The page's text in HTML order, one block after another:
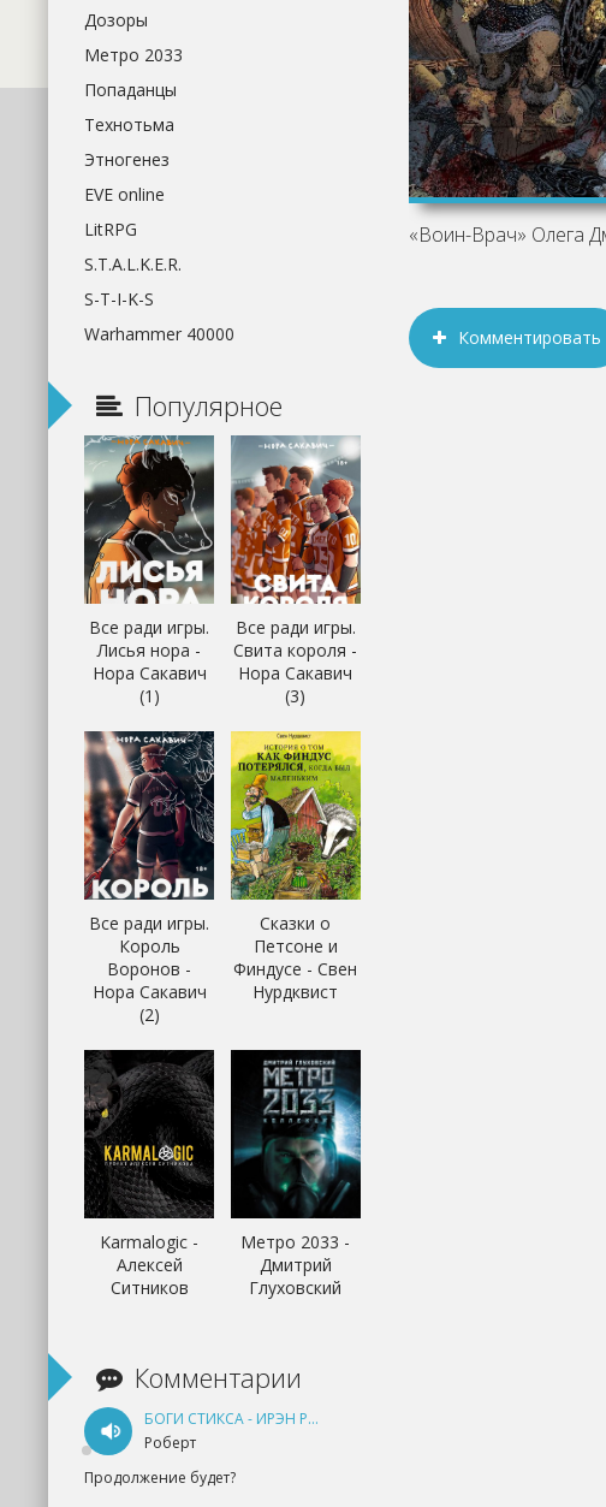
Комментировать
Дозоры
Метро 2033
Попаданцы
Технотьма
Этногенез
EVE online
LitRPG
S.T.A.L.K.E.R.
S-T-I-K-S
Warhammer 40000
Популярное
Все ради игры.
Лисья нора -
Нора Сакавич
(1)
Все ради игры.
Свита короля -
Нора Сакавич
(3)
Все ради игры.
Король
Воронов -
Нора Сакавич
(2)
Сказки о
Петсоне и
Финдусе - Свен
Нурдквист
Karmalogic -
Алексей
Ситников
Метро 2033 -
Дмитрий
Глуховский
Комментарии
БОГИ СТИКСА - ИРЭН РУДКЕВИЧ
Роберт
Продолжение будет?